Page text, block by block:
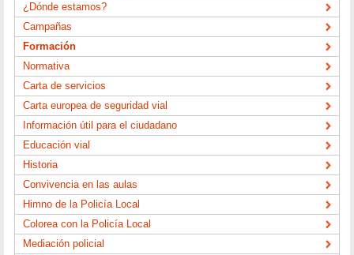
¿Dónde estamos?
Campañas
Formación
Normativa
Carta de servicios
Carta europea de seguridad vial
Información útil para el ciudadano
Educación vial
Historia
Convivencia en las aulas
Himno de la Policía Local
Colorea con la Policía Local
Mediación policial